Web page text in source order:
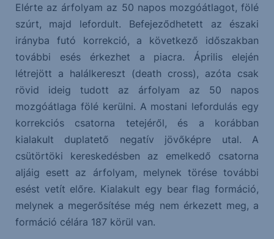
Elérte az árfolyam az 50 napos mozgóátlagot, fölé
szúrt, majd lefordult. Befejeződhetett az északi
irányba futó korrekció, a következő időszakban
további esés érkezhet a piacra. Április elején
létrejött a halálkereszt (death cross), azóta csak
rövid ideig tudott az árfolyam az 50 napos
mozgóátlaga fölé kerülni. A mostani lefordulás egy
korrekciós csatorna tetejéről, és a korábban
kialakult duplatető negatív jövőképre utal. A
csütörtöki kereskedésben az emelkedő csatorna
aljáig esett az árfolyam, melynek törése további
esést vetít előre. Kialakult egy bear flag formáció,
melynek a megerősítése még nem érkezett meg, a
formáció célára 187 körül van.